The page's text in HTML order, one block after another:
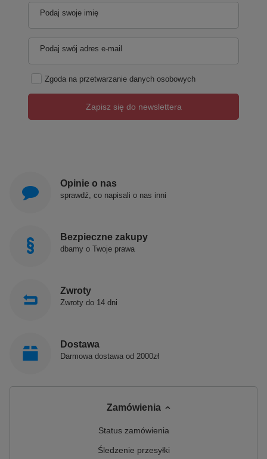
Podaj swoje imię
Podaj swój adres e-mail
Zgoda na przetwarzanie danych osobowych
Zapisz się do newslettera
Opinie o nas
sprawdź, co napisali o nas inni
Bezpieczne zakupy
dbamy o Twoje prawa
Zwroty
Zwroty do 14 dni
Dostawa
Darmowa dostawa od 2000zł
Zamówienia
Status zamówienia
Śledzenie przesyłki